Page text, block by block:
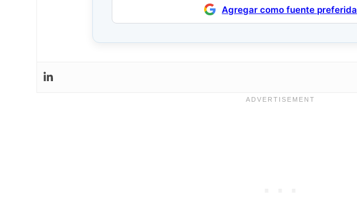
Agregar como fuente preferida